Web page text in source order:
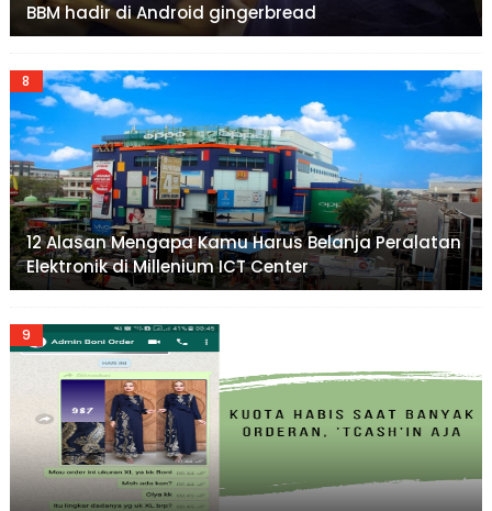
BBM hadir di Android gingerbread
12 Alasan Mengapa Kamu Harus Belanja Peralatan
Elektronik di Millenium ICT Center